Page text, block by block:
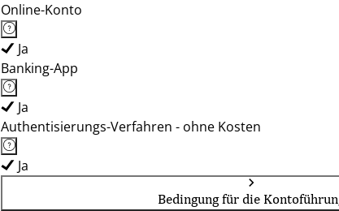
Online-Konto
Ja
Banking-App
Ja
Authentisierungs-Verfahren - ohne Kosten
Ja
Bedingung für die